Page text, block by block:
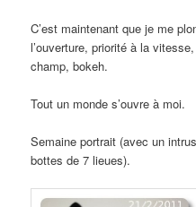
C’est maintenant que je me
l’ouverture, priorité à la
champ, bokeh.
Tout un monde s’ouvre à moi.
Semaine portrait (avec un
bottes de 7 lieues).